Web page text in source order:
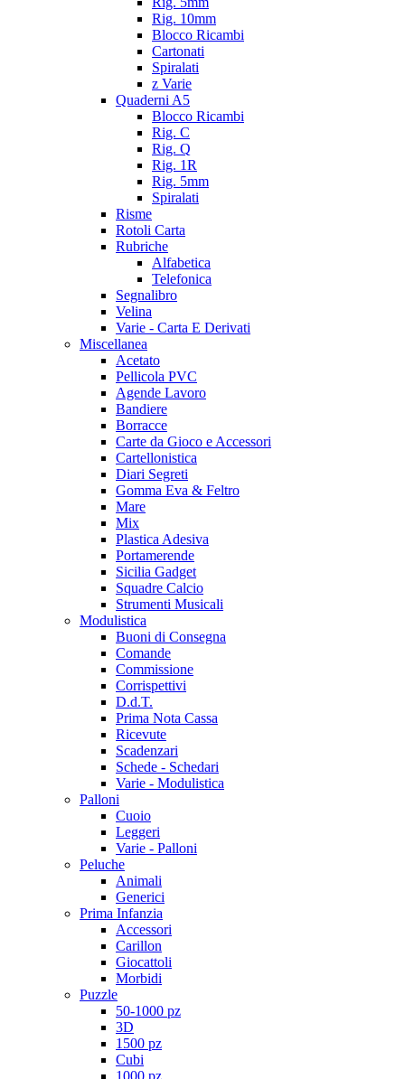
Rig. 10mm
Blocco Ricambi
Cartonati
Spiralati
z Varie
Quaderni A5
Blocco Ricambi
Rig. C
Rig. Q
Rig. 1R
Rig. 5mm
Spiralati
Risme
Rotoli Carta
Rubriche
Alfabetica
Telefonica
Segnalibro
Velina
Varie - Carta E Derivati
Miscellanea
Acetato
Pellicola PVC
Agende Lavoro
Bandiere
Borracce
Carte da Gioco e Accessori
Cartellonistica
Diari Segreti
Gomma Eva & Feltro
Mare
Mix
Plastica Adesiva
Portamerende
Sicilia Gadget
Squadre Calcio
Strumenti Musicali
Modulistica
Buoni di Consegna
Comande
Commissione
Corrispettivi
D.d.T.
Prima Nota Cassa
Ricevute
Scadenzari
Schede - Schedari
Varie - Modulistica
Palloni
Cuoio
Leggeri
Varie - Palloni
Peluche
Animali
Generici
Prima Infanzia
Accessori
Carillon
Giocattoli
Morbidi
Puzzle
50-1000 pz
3D
1500 pz
Cubi
1000 pz